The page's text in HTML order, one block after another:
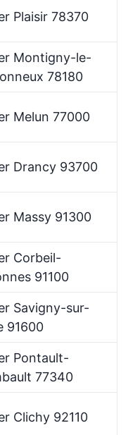
Plaisir 78370
Montigny-le-
78180
Melun 77000
Drancy 93700
Massy 91300
Corbeil-
91100
Savigny-sur-
91600
Pontault-
77340
Clichy 92110